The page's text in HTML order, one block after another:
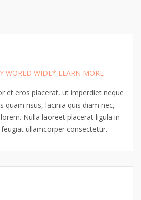
WORLD WIDE* LEARN MORE
et eros placerat, ut imperdiet neque
quam risus, lacinia quis diam nec,
Nulla laoreet placerat ligula in
ullamcorper consectetur.